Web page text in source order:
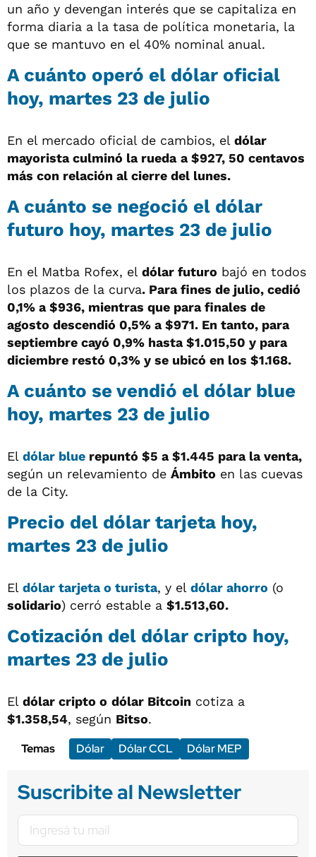
un año y devengan interés que se capitaliza en
forma diaria a la tasa de política monetaria, la
que se mantuvo en el 40% nominal anual.
A cuánto operó el dólar oficial
hoy, martes 23 de julio
En el mercado oficial de cambios, el dólar
mayorista culminó la rueda a $927, 50 centavos
más con relación al cierre del lunes.
A cuánto se negoció el dólar
futuro hoy, martes 23 de julio
En el Matba Rofex, el dólar futuro bajó en todos
los plazos de la curva. Para fines de julio, cedió
0,1% a $936, mientras que para finales de
agosto descendió 0,5% a $971. En tanto, para
septiembre cayó 0,9% hasta $1.015,50 y para
diciembre restó 0,3% y se ubicó en los $1.168.
A cuánto se vendió el dólar blue
hoy, martes 23 de julio
El dólar blue repuntó $5 a$1.445 para la venta,
según un relevamiento de Ámbito en las cuevas
de la City.
Precio del dólar tarjeta hoy,
martes 23 de julio
El dólar tarjeta o turista, y el dólar ahorro (o
solidario) cerró estable a $1.513,60.
Cotización del dólar cripto hoy,
martes 23 de julio
El dólar cripto o dólar Bitcoin cotiza a
$1.358,54, según Bitso.
Temas
Dólar Dólar CCL Dólar MEP
Suscribite al Newsletter